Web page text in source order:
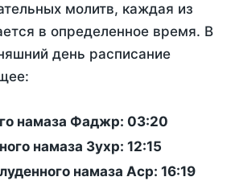
молитв, каждая из
в определенное время. В
день расписание
намаза Фаджр: 03:20
намаза Зухр: 12:15
намаза Аср: 16:19